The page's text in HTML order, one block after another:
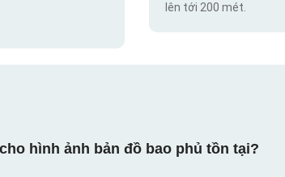
lên tới 200 mét.
hình ảnh bản đồ bao phủ tồn tại?